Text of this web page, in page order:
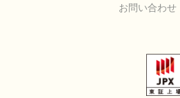
お問い合わせ